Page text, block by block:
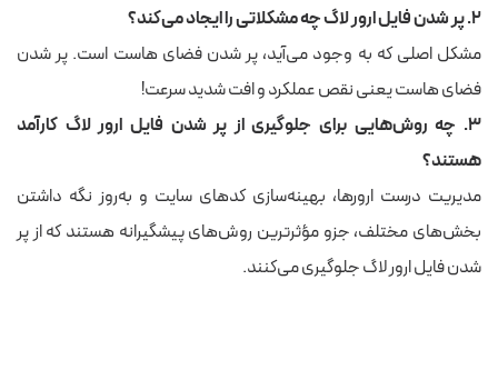
۲. پر شدن فایل ارور لاگ چه مشکلاتی را ایجاد می‌کند؟
مشکل اصلی که به وجود می‌آید، پر شدن فضای هاست است. پر شدن
فضای هاست یعنی نقص عملکرد و افت شدید سرعت!
۳. چه روش‌هایی برای جلوگیری از پر شدن فایل ارور لاگ کارآمد
هستند؟
مدیریت درست ارورها، بهینه‌سازی کدهای سایت و به‌روز نگه داشتن
بخش‌های مختلف، جزو مؤثرترین روش‌های پیشگیرانه هستند که از پر
شدن فایل ارور لاگ جلوگیری می‌کنند.